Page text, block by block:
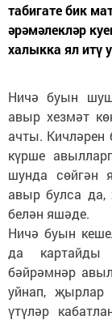
табигате бик
әрәмәлекләр
халыкка ял итү
Ничә буын
авыр хезмәт
ачты. Кичләрен
күрше
шунда сөйгән
авыр булса да,
белән яшәде.
Ничә буын
да картайды
бәйрәмнәр
уйнап, җырлар
үтүләр